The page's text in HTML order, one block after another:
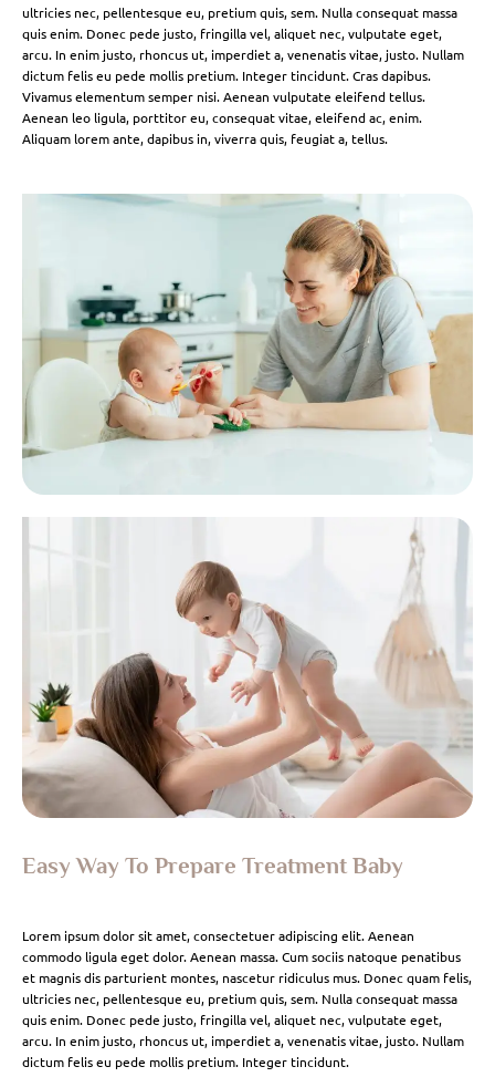
ultricies nec, pellentesque eu, pretium quis, sem. Nulla consequat massa
quis enim. Donec pede justo, fringilla vel, aliquet nec, vulputate eget,
arcu. In enim justo, rhoncus ut, imperdiet a, venenatis vitae, justo. Nullam
dictum felis eu pede mollis pretium. Integer tincidunt. Cras dapibus.
Vivamus elementum semper nisi. Aenean vulputate eleifend tellus.
Aenean leo ligula, porttitor eu, consequat vitae, eleifend ac, enim.
Aliquam lorem ante, dapibus in, viverra quis, feugiat a, tellus.
Easy Way To Prepare Treatment Baby
Lorem ipsum dolor sit amet, consectetuer adipiscing elit. Aenean
commodo ligula eget dolor. Aenean massa. Cum sociis natoque penatibus
et magnis dis parturient montes, nascetur ridiculus mus. Donec quam felis,
ultricies nec, pellentesque eu, pretium quis, sem. Nulla consequat massa
quis enim. Donec pede justo, fringilla vel, aliquet nec, vulputate eget,
arcu. In enim justo, rhoncus ut, imperdiet a, venenatis vitae, justo. Nullam
dictum felis eu pede mollis pretium. Integer tincidunt.